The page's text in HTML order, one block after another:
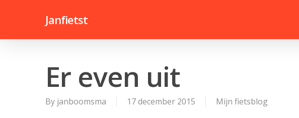
Janfietst
Er even uit
By janboomsma 17 december 2015 Mijn fietsblog